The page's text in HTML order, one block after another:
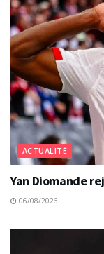
ACTUALITÉ
Yan Diomande
06/08/2026